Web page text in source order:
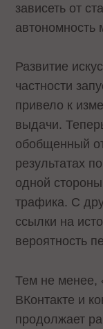
зависеть от
автономность
Развитие
частности
привело к
выдачи.
обобщенный
результатах
одной
трафика. С
ссылки на
вероятность
Тем не менее,
ВКонтакте и
продолжает